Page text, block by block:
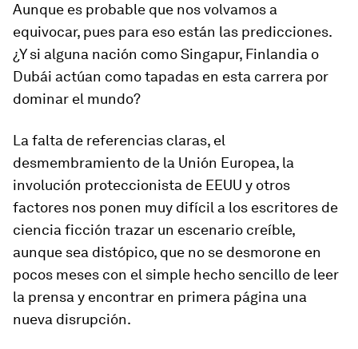
Aunque es probable que nos volvamos a
equivocar, pues para eso están las predicciones.
¿Y si alguna nación como Singapur, Finlandia o
Dubái actúan como tapadas en esta carrera por
dominar el mundo?
La falta de referencias claras, el
desmembramiento de la Unión Europea, la
involución proteccionista de EEUU y otros
factores nos ponen muy difícil a los escritores de
ciencia ficción trazar un escenario creíble,
aunque sea distópico, que no se desmorone en
pocos meses con el simple hecho sencillo de leer
la prensa y encontrar en primera página una
nueva disrupción.